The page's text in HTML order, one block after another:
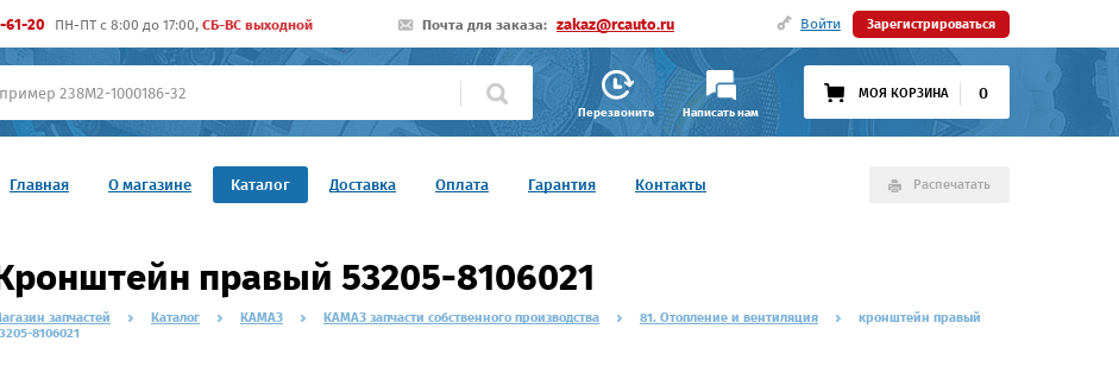
61-20 ПН-ПТ c 8:00 до 17:00, СБ-ВС выходной Почта для заказа: zakaz@rcauto.ru Войти Зарегистрироваться
Перезвонить Написать нам
МОЯ КОРЗИНА 0
Главная О магазине Каталог Доставка Оплата Гарантия Контакты Распечатать
правый 53205-8106021
запчастей Каталог КАМАЗ КАМАЗ запчасти собственного производства 81. Отопление и вентиляция
кронштейн правый
8106021